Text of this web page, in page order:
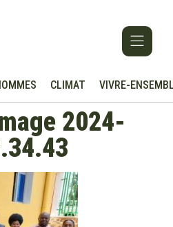
CLIMAT VIVRE-
2024-